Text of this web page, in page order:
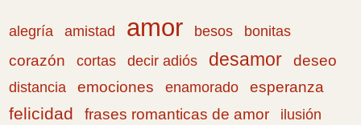
alegría amistad amor besos
bonitas
corazón
cortas decir adiós desamor deseo
distancia emociones enamorado esperanza
felicidad frases romanticas de amor
ilusión